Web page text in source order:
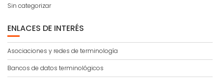
Sin categorizar
ENLACES DE INTERÉS
Asociaciones y redes de terminología
Bancos de datos terminológicos